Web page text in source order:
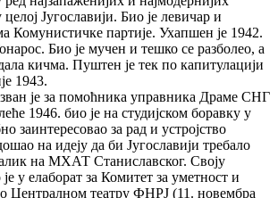
Југославији. Био је левичар и
Комунистичке партије. Ухапшен је 1942.
Био је мучен и тешко се разболео, а
кичма. Пуштен је тек по капитулацији
1943.
је за помоћника управника Драме СНГ
1946. био је на студијском боравку у
заинтересовао за рад и устројство
на идеју да би Југославији требало
на МХАТ Станиславског. Своју
у елаборат за Комитет за уметност и
Централном театру ФНРЈ (11. новембра